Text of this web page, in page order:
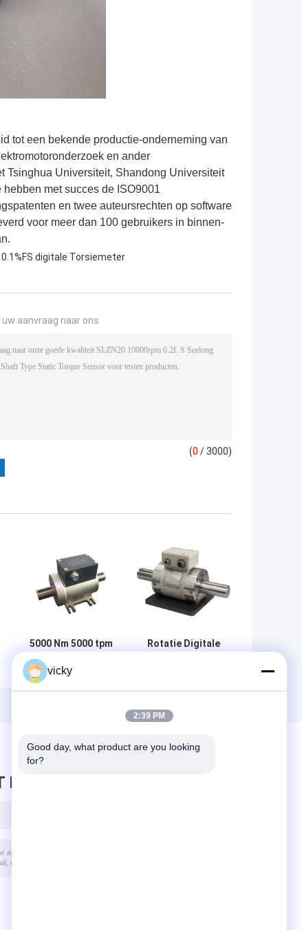
tot een bekende productie-onderneming van
en ander
Tsinghua Universiteit, Shandong Universiteit
met succes de ISO9001
en twee auteursrechten op software
voor meer dan 100 gebruikers in binnen-
0.1%FS digitale Torsiemeter
aanvraag naar ons
(0 / 3000)
5000 Nm 5000 tpm
RS232 digitale
koppelmeter
Rotatie Digitale
BERICHT ACHTER
vicky
2:39 PM
Good day, what product are you looking
for?